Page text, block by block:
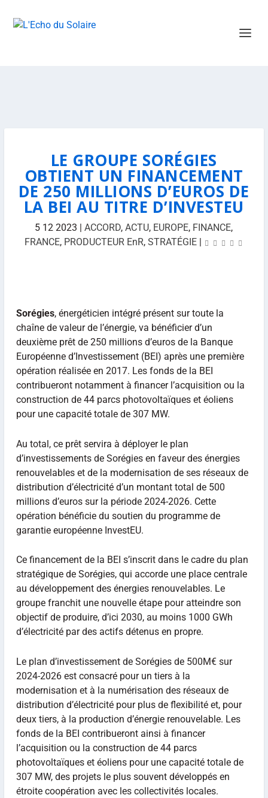
LE GROUPE SORÉGIES
OBTIENT UN FINANCEMENT
DE 250 MILLIONS D’EUROS DE
LA BEI AU TITRE D’INVESTEU
5 12 2023 |ACCORD,ACTU, EUROPE, FINANCE,
FRANCE, PRODUCTEUR EnR, STRATÉGIE|
Sorégies, énergéticien intégré présent sur toute la
chaîne de valeur de l’énergie, va bénéficier d’un
deuxième prêt de 250 millions d’euros de la Banque
Européenne d’Investissement (BEI) après une première
opération réalisée en 2017. Les fonds de la BEI
contribueront notamment à financer l’acquisition ou la
construction de 44 parcs photovoltaïques et éoliens
pour une capacité totale de 307 MW.
Au total, ce prêt servira à déployer le plan
d’investissements de Sorégies en faveur des énergies
renouvelables et de la modernisation de ses réseaux de
distribution d’électricité d’un montant total de 500
millions d’euros sur la période 2024-2026. Cette
opération bénéficie du soutien du programme de
garantie européenne InvestEU.
Ce financement de la BEI s’inscrit dans le cadre du plan
stratégique de Sorégies, qui accorde une place centrale
au développement des énergies renouvelables. Le
groupe franchit une nouvelle étape pour atteindre son
objectif de produire, d’ici 2030, au moins 1000 GWh
d’électricité par des actifs détenus en propre.
Le plan d’investissement de Sorégies de 500M€ sur
2024-2026 est consacré pour un tiers à la
modernisation et à la numérisation des réseaux de
distribution d’électricité pour plus de flexibilité et, pour
deux tiers, à la production d’énergie renouvelable. Les
fonds de la BEI contribueront ainsi à financer
l’acquisition ou la construction de 44 parcs
photovoltaïques et éoliens pour une capacité totale de
307 MW, des projets le plus souvent développés en
étroite coopération avec les collectivités locales.